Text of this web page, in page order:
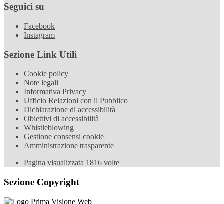
Seguici su
Facebook
Instagram
Sezione Link Utili
Cookie policy
Note legali
Informativa Privacy
Ufficio Relazioni con il Pubblico
Dichiarazione di accessibilità
Obiettivi di accessibilità
Whistleblowing
Gestione consensi cookie
Amministrazione trasparente
Pagina visualizzata 1816 volte
Sezione Copyright